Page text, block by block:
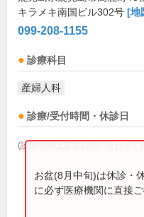
キラメキ南国ビル302号 [地
099-208-1155
診療科目
産婦人科
診療/受付時間・休診日
(診療時間は直接お問い合わせく
お盆(8月中旬)は休診・
に必ず医療機関に直接ご